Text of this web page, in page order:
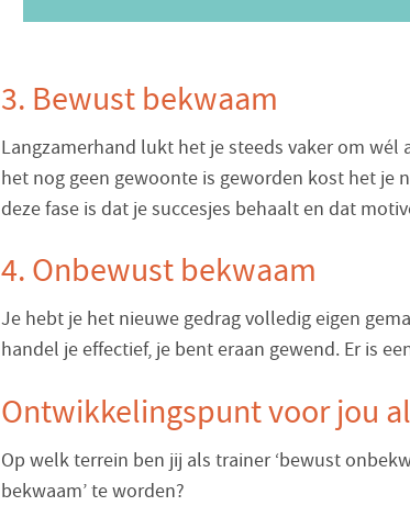
3. Bewust bekwaam
Langzamerhand lukt het je steeds vaker om wél
het nog geen gewoonte is geworden kost het je
deze fase is dat je succesjes behaalt en dat
4. Onbewust bekwaam
Je hebt je het nieuwe gedrag volledig eigen
handel je effectief, je bent eraan gewend. Er is
Ontwikkelingspunt voor jou
Op welk terrein ben jij als trainer ‘bewust
bekwaam’ te worden?